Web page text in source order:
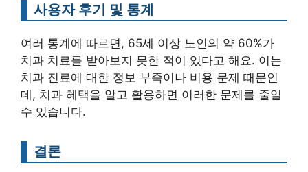
사용자 후기 및 통계
여러 통계에 따르면, 65세 이상 노인의 약 60%가
치과 치료를 받아보지 못한 적이 있다고 해요. 이는
치과 진료에 대한 정보 부족이나 비용 문제 때문인
데, 치과 혜택을 알고 활용하면 이러한 문제를 줄일
수 있습니다.
결론